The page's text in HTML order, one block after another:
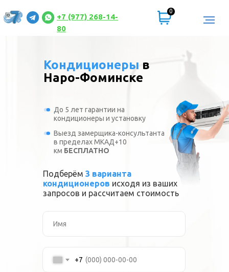
+7 (977) 268-14-
80
0
Кондиционеры в
Наро-Фоминске
До 5 лет гарантии на
кондиционеры и установку
Выезд замерщика-консультанта
в пределах МКАД+10
км БЕСПЛАТНО
Подберём 3 варианта
кондиционеров исходя из ваших
запросов и рассчитаем стоимость
+7